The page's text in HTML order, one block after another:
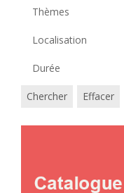
Chercher Effacer